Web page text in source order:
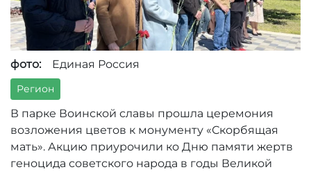
фото: Единая Россия
Регион
В парке Воинской славы прошла церемония
возложения цветов к монументу «Скорбящая
мать». Акцию приурочили ко Дню памяти жертв
геноцида советского народа в годы Великой